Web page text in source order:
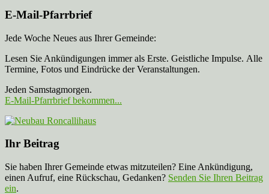
E-Mail-Pfarrbrief
Jede Woche Neues aus Ihrer Gemeinde:
Lesen Sie Ankündigungen immer als Erste. Geistliche Impulse. Alle
Termine, Fotos und Eindrücke der Veranstaltungen.
Jeden Samstagmorgen.
E-Mail-Pfarrbrief bekommen...
Ihr Beitrag
Sie haben Ihrer Gemeinde etwas mitzuteilen? Eine Ankündigung,
einen Aufruf, eine Rückschau, Gedanken? Senden Sie Ihren Beitrag
ein.